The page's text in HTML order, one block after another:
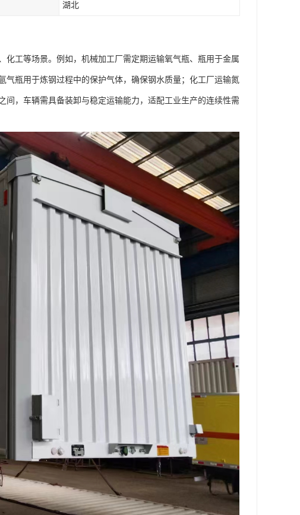
湖北
工等场景。例如，机械加工厂需定期运输氧气瓶、瓶用于金属
瓶用于炼钢过程中的保护气体，确保钢水质量；化工厂运输氮
，车辆需具备装卸与稳定运输能力，适配工业生产的连续性需